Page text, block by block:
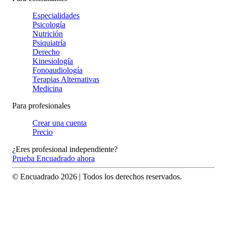
Especialidades
Psicología
Nutrición
Psiquiatría
Derecho
Kinesiología
Fonoaudiología
Terapias Alternativas
Medicina
Para profesionales
Crear una cuenta
Precio
¿Eres profesional independiente?
Prueba Encuadrado ahora
© Encuadrado 2026 | Todos los derechos reservados.